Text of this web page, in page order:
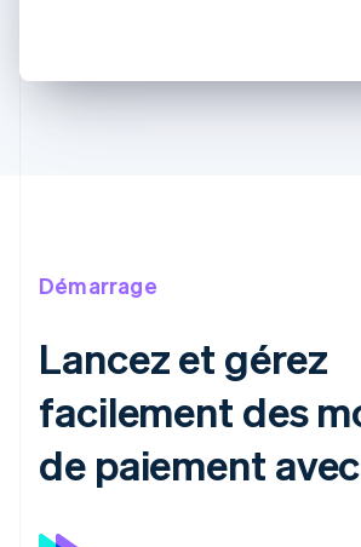
Démarrage
Lancez et gérez
facilement des
de paiement